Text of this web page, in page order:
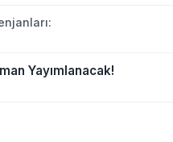
Yayımlanacak!